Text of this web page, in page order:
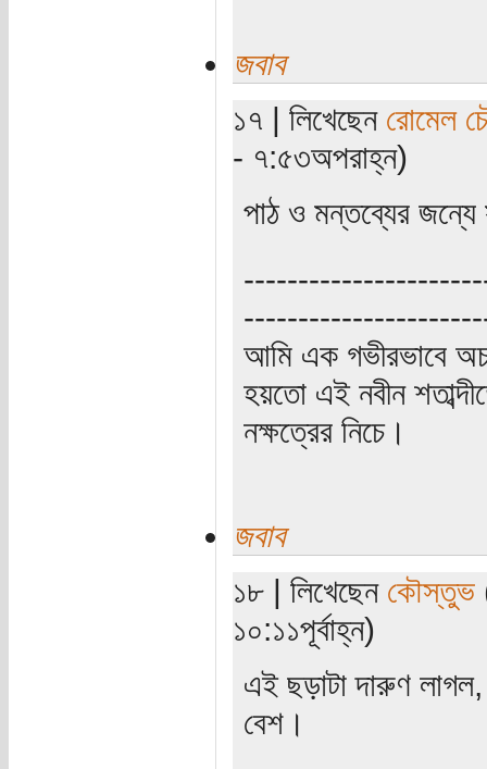
জবাব
১৭ | লিখেছেন রোমেল
- ৭:৫৩অপরাহ্ন)
পাঠ ও মন্তব্যের
আমি এক গভীরভাবে
হয়তো এই নবীন
নক্ষত্রের নিচে।
জবাব
১৮ | লিখেছেন কৌস্তুভ
১০:১১পূর্বাহ্ন)
এই ছড়াটা দারুণ লাগল,
বেশ।